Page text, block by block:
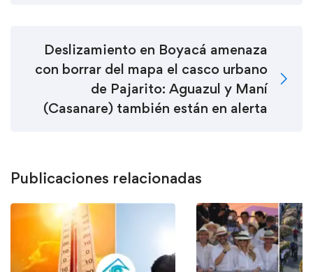
Deslizamiento en Boyacá amenaza
con borrar del mapa el casco urbano
de Pajarito: Aguazul y Maní
(Casanare) también están en alerta
Publicaciones relacionadas